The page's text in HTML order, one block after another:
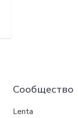
Сообщество
Lenta